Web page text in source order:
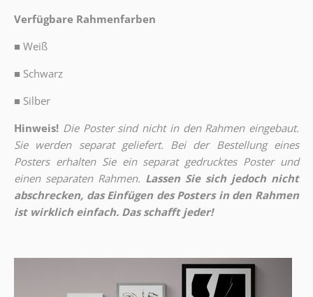
Verfügbare Rahmenfarben
■ Weiß
■ Schwarz
■ Silber
Hinweis! Die Poster sind nicht in den Rahmen eingebaut.
Sie werden separat geliefert. Bei der Bestellung eines
Posters erhalten Sie ein separat gedrucktes Poster und
einen separaten Rahmen. Lassen Sie sich jedoch nicht
abschrecken, das Einfügen des Posters in den Rahmen
ist wirklich einfach. Das schafft jeder!